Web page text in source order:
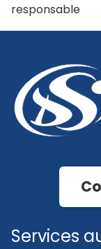
responsable
Services